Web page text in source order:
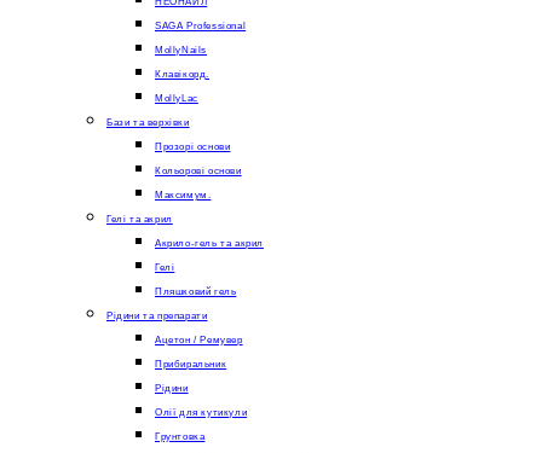
SAGA Professional
MollyNails
Клавікорд.
MollyLac
Бази та верхівки
Прозорі основи
Кольорові основи
Максимум.
Гелі та акрил
Акрило-гель та акрил
Гелі
Пляшковий гель
Рідини та препарати
Ацетон / Ремувер
Прибиральник
Рідини
Олії для кутикули
Грунтовка